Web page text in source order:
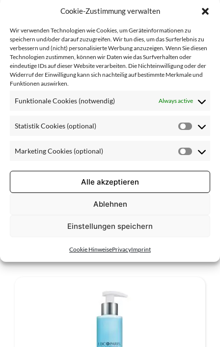
Cookie-Zustimmung verwalten
Wir verwenden Technologien wie Cookies, um Geräteinformationen zu
speichern und/oder darauf zuzugreifen. Wir tun dies, um das Surferlebnis zu
verbessern und (nicht) personalisierte Werbung anzuzeigen. Wenn Sie diesen
Technologien zustimmen, können wir Daten wie das Surfverhalten oder
eindeutige IDs auf dieser Website verarbeiten. Die Nichteinwilligung oder der
Widerruf der Einwilligung kann sich nachteilig auf bestimmte Merkmale und
Funktionen auswirken.
Funktionale Cookies (notwendig) Always active
Statistik Cookies (optional)
Marketing Cookies (optional)
Alle akzeptieren
Ablehnen
Einstellungen speichern
Cookie HinweisePrivacyImprint
Cetearyl Alcohol, Ethylhexyl Palmitate, Isopropyl
Palmitate, Prunus Amygdalus Dulcis (Sweet Almond) Oil,
Rosa Canina Fruit Extract, Persea Gratissima (Avocado)
Oil, Sodium Lauroyl Sarcosinate, Acrylates/C10-30 Alkyl
Acrylate Crosspolymer, Phenoxyethanol, Caprylyl Glycol,
Sodium Stearoyl Glutamate, Sodium Gluconate, Potassium
Acid, Parfum (Fragrance), Citronellol, Lecithin, Tocopherol,
Rezeptur zum Zeitpunkt der Veröffentlichung. Da wir bei
Pflegeprodukte arbeiten und neue wissenschaftliche
Erkenntnisse in unsere Formulierungen einfließen lassen,
Produktverpackung.
Related products